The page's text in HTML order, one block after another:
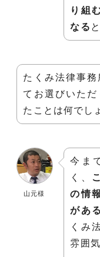
り組
なる
たくみ法律事
てお選びいた
たことは何でし
山元様
今ま
く、
の情
がある
くみ
雰囲